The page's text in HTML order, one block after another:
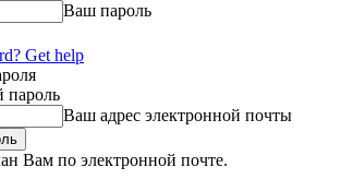
Ваш пароль
Get help
пароль
Ваш адрес электронной почты
Вам по электронной почте.